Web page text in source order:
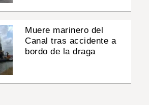
Muere marinero del
Canal tras accidente a
bordo de la draga